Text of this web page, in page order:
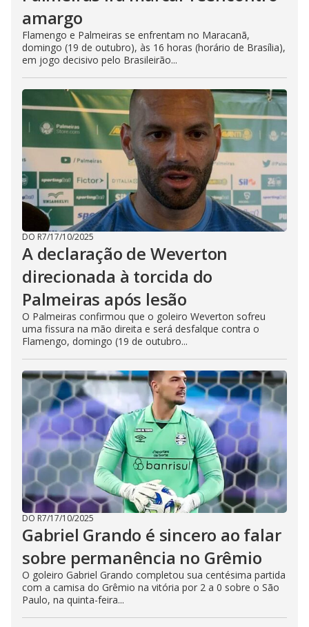
amargo
Flamengo e Palmeiras se enfrentam no Maracanã,
domingo (19 de outubro), às 16 horas (horário de Brasília),
em jogo decisivo pelo Brasileirão...
DO R7/17/10/2025
A declaração de Weverton
direcionada à torcida do
Palmeiras após lesão
O Palmeiras confirmou que o goleiro Weverton sofreu
uma fissura na mão direita e será desfalque contra o
Flamengo, domingo (19 de outubro...
DO R7/17/10/2025
Gabriel Grando é sincero ao falar
sobre permanência no Grêmio
O goleiro Gabriel Grando completou sua centésima partida
com a camisa do Grêmio na vitória por 2 a 0 sobre o São
Paulo, na quinta-feira...